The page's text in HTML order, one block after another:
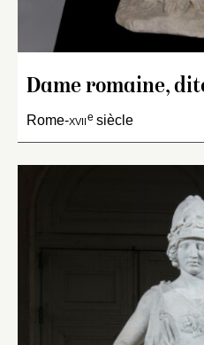
Dame romaine,
Rome-xviie siècle